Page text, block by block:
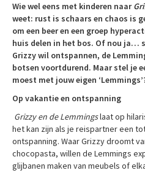
Wie wel eens met kinderen naar
weet: rust is schaars en chaos is
om een beer en een groep
huis delen in het bos. Of nou ja…
Grizzy wil ontspannen, de
botsen voortdurend. Maar stel je
moest met jouw eigen
Op vakantie en ontspanning
Grizzy en de Lemmingslaat op
het kan zijn als je reispartner een
ontspanning. Waar Grizzy droomt
chocopasta, willen de Lemmings
glijbanen maken van meubels of